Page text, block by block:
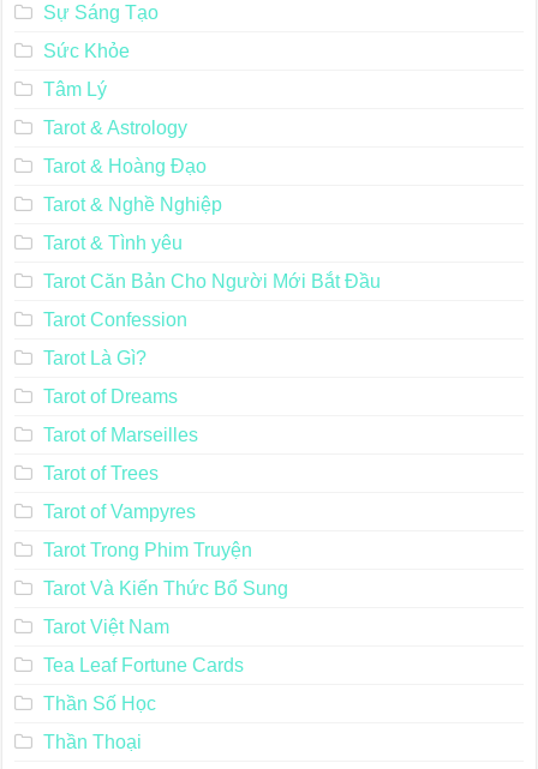
Sự Sáng Tạo
Sức Khỏe
Tâm Lý
Tarot & Astrology
Tarot & Hoàng Đạo
Tarot & Nghề Nghiệp
Tarot & Tình yêu
Tarot Căn Bản Cho Người Mới Bắt Đầu
Tarot Confession
Tarot Là Gì?
Tarot of Dreams
Tarot of Marseilles
Tarot of Trees
Tarot of Vampyres
Tarot Trong Phim Truyện
Tarot Và Kiến Thức Bổ Sung
Tarot Việt Nam
Tea Leaf Fortune Cards
Thần Số Học
Thần Thoại